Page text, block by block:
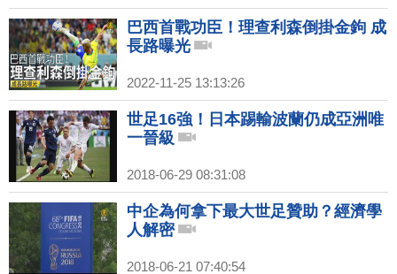
巴西首戰功臣！理查利森倒掛金鉤 成
長路曝光
2022-11-25 13:13:26
世足16強！日本踢輸波蘭仍成亞洲唯
一晉級
2018-06-29 08:31:08
中企為何拿下最大世足贊助？經濟學
人解密
2018-06-21 07:40:54